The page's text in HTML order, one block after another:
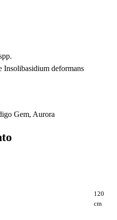
Insolibasidium deformans
Gem, Aurora
120
cm